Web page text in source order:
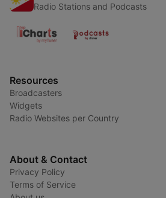
Radio Stations and Podcasts
Resources
Broadcasters
Widgets
Radio Websites per Country
About & Contact
Privacy Policy
Terms of Service